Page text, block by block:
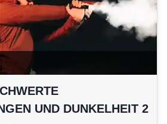
UND DUNKELHEIT 2